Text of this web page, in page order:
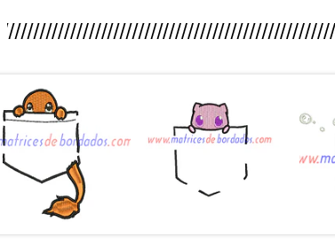
RT47AS -
Pokemon ...
$990
KJ34UL -
Pokemon ...
$990